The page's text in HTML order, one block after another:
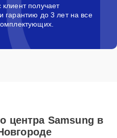
получает
гарантию до 3 лет на все
центра Samsung в